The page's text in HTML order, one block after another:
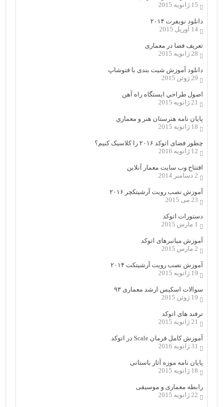
15 ژانویه 2015
دانلود نویفرت ۲۰۱۴
14 آوریل 2015
تعریف فضا در معماری
28 ژانویه 2015
دانلود آموزش شیت بندی با فتوشاپ
29 ژوئن 2015
اصول طراحي ایستگاه راه آهن
21 ژانویه 2015
پایان نامه هنرستان هنر و معماري
18 ژانویه 2015
چطور فضای اتوکد ۲۰۱۶ را کلاسیک کنیم؟
12 ژانویه 2016
افتتاح وب سایت معمار آنلاین
2 دسامبر 2014
آموزش نصب رویت آرشیتکچر ۲۰۱۶
23 می 2015
دستورات اتوکد
1 مارس 2015
آموزش میانبرهای اتوکد
2 مارس 2015
آموزش نصب رویت آرشیتکت ۲۰۱۴
19 ژانویه 2015
سوالات اسکیس ارشد معماری ۹۳
19 ژوئن 2015
ترفند های اتوکد
21 ژانویه 2015
آموزش کامل فرمان Scale در اتوکد
31 ژانویه 2016
پایان نامه موزه آثار باستانی
18 ژانویه 2015
رابطه معماری و موسیقی
22 ژانویه 2015